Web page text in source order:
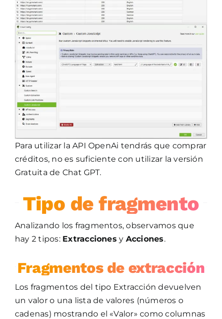
Para utilizar la API OpenAi tendrás que comprar
créditos, no es suficiente con utilizar la versión
Gratuita de Chat GPT.
Tipo de fragmento
Analizando los fragmentos, observamos que
hay 2 tipos: Extracciones y Acciones.
Fragmentos de extracción
Los fragmentos del tipo Extracción devuelven
un valor o una lista de valores (números o
cadenas) mostrando el «Valor» como columnas